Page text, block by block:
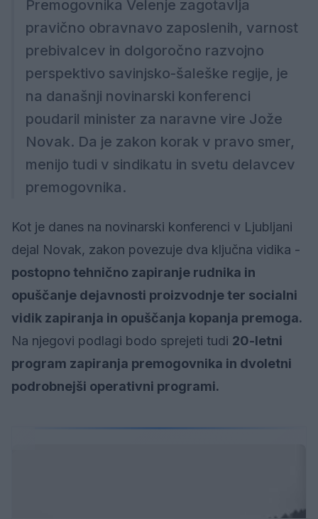
Premogovnika Velenje zagotavlja
pravično obravnavo zaposlenih, varnost
prebivalcev in dolgoročno razvojno
perspektivo savinjsko-šaleške regije, je
na današnji novinarski konferenci
poudaril minister za naravne vire Jože
Novak. Da je zakon korak v pravo smer,
menijo tudi v sindikatu in svetu delavcev
premogovnika.
Kot je danes na novinarski konferenci v Ljubljani
dejal Novak, zakon povezuje dva ključna vidika -
postopno tehnično zapiranje rudnika in
opuščanje dejavnosti proizvodnje ter socialni
vidik zapiranja in opuščanja kopanja premoga.
Na njegovi podlagi bodo sprejeti tudi 20-letni
program zapiranja premogovnika in dvoletni
podrobnejši operativni programi.